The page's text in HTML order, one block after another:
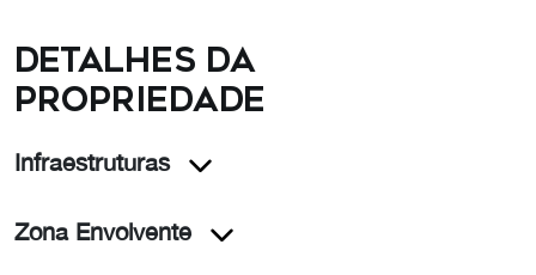
Detalhes da
propriedade
Infraestruturas
Zona Envolvente